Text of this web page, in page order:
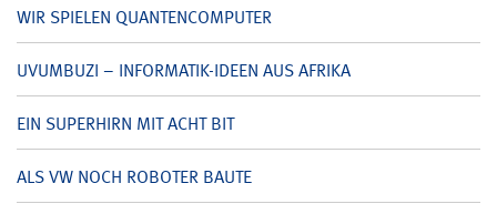
WIR SPIELEN QUANTENCOMPUTER
UVUMBUZI – INFORMATIK-IDEEN AUS AFRIKA
EIN SUPERHIRN MIT ACHT BIT
ALS VW NOCH ROBOTER BAUTE